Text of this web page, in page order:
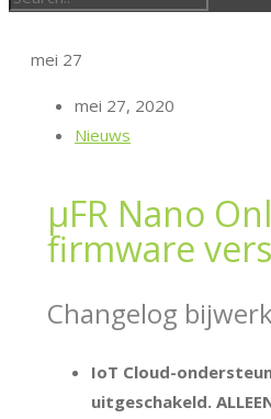
mei 27
mei 27, 2020
Nieuws
μFR Nano
firmware
Changelog
IoT Cloud-
uitgeschakeld.